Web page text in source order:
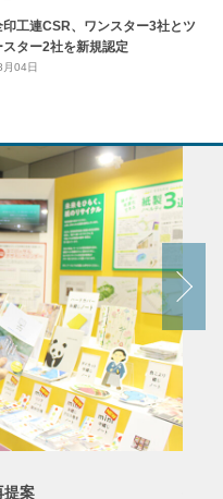
印工連CSR、ワンスター3社とツ
スター2社を新規認定
月04日
提案